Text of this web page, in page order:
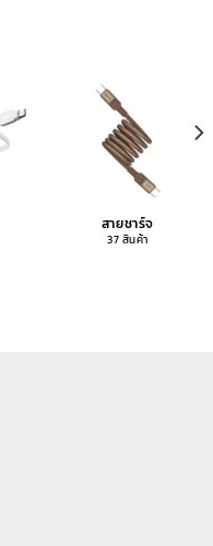
สายชาร์จ
37 สินค้า